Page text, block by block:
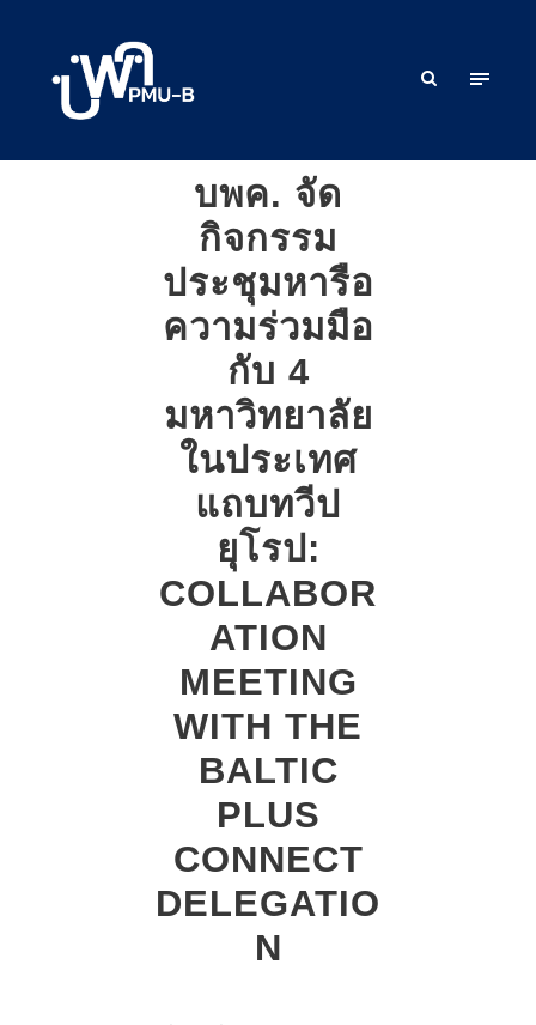
บพค. จัด
กิจกรรม
ประชุมหารือ
ความร่วมมือ
กับ 4
มหาวิทยาลัย
ในประเทศ
แถบทวีป
ยุโรป:
COLLABOR
ATION
MEETING
WITH THE
BALTIC
PLUS
CONNECT
DELEGATIO
N